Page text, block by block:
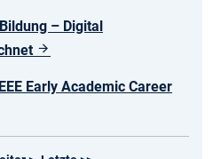
– Digital
Early Academic Career